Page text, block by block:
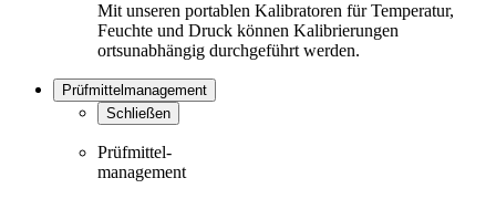
Mit unseren portablen Kalibratoren für Temperatur,
Feuchte und Druck können Kalibrierungen
ortsunabhängig durchgeführt werden.
Prüfmittelmanagement
Schließen
Prüfmittel-
management